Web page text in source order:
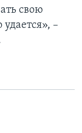
свою
–